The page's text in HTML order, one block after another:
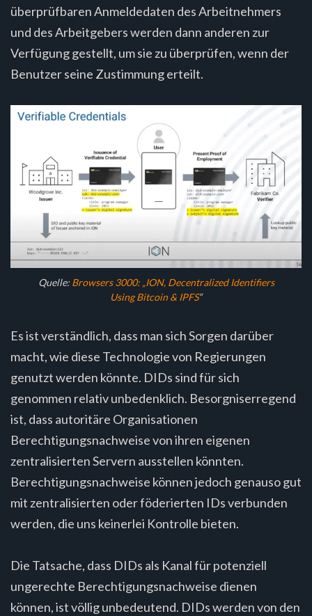
überprüfbaren Anmeldedaten des Arbeitnehmers
und des Arbeitgebers werden dann anderen zur
Verfügung gestellt, um sie zu überprüfen, wenn der
Benutzer seine Zustimmung erteilt.
Quelle: Browsers 3000: „ION, Decentralized Identifiers
Using Bitcoin & IPFS“
Es ist verständlich, dass man sich Sorgen darüber
macht, wie diese Technologie von Regierungen
genutzt werden könnte. DIDs sind für sich
genommen relativ unbedenklich. Besorgniserregend
ist, dass autoritäre Organisationen
Berechtigungsnachweise von ihren eigenen
zentralisierten Servern ausstellen könnten.
Berechtigungsnachweise können jedoch genauso gut
mit zentralisierten oder föderierten IDs verbunden
werden, die uns keinerlei Kontrolle bieten.
Die Tatsache, dass DIDs als Kanal für potenziell
ungerechte Berechtigungsnachweise dienen
können, ist völlig unbedeutend. DIDs werden von den